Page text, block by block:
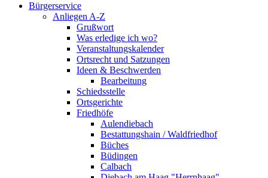
Bürgerservice
Anliegen A-Z
Grußwort
Was erledige ich wo?
Veranstaltungskalender
Ortsrecht und Satzungen
Ideen & Beschwerden
Bearbeitung
Schiedsstelle
Ortsgerichte
Friedhöfe
Aulendiebach
Bestattungshain / Waldfriedhof
Büches
Büdingen
Calbach